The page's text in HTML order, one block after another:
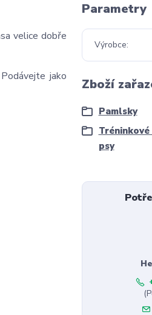
velice dobře
jako
Parametry
Výrobce
Zboží
Pamlsky
psy